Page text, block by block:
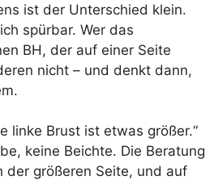
ist der Unterschied klein.
spürbar. Wer das
BH, der auf einer Seite
nicht – und denkt dann,
linke Brust ist etwas größer.“
keine Beichte. Die Beratung
der größeren Seite, und auf